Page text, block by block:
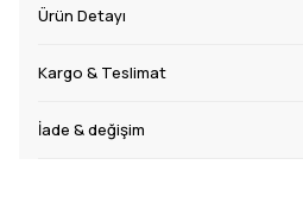
Ürün Detayı
Kargo & Teslimat
İade & değişim